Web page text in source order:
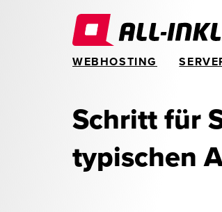
WEBHOSTING
Schritt für
typischen